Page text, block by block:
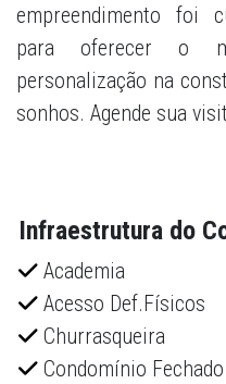
empreendimento foi
para oferecer o
personalização na
sonhos. Agende sua
Infraestrutura do
Academia
Acesso Def.Físicos
Churrasqueira
Condomínio Fechado